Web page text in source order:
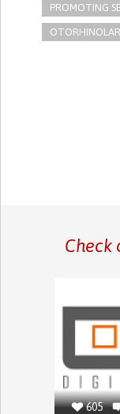
PROMOTING
Check
605